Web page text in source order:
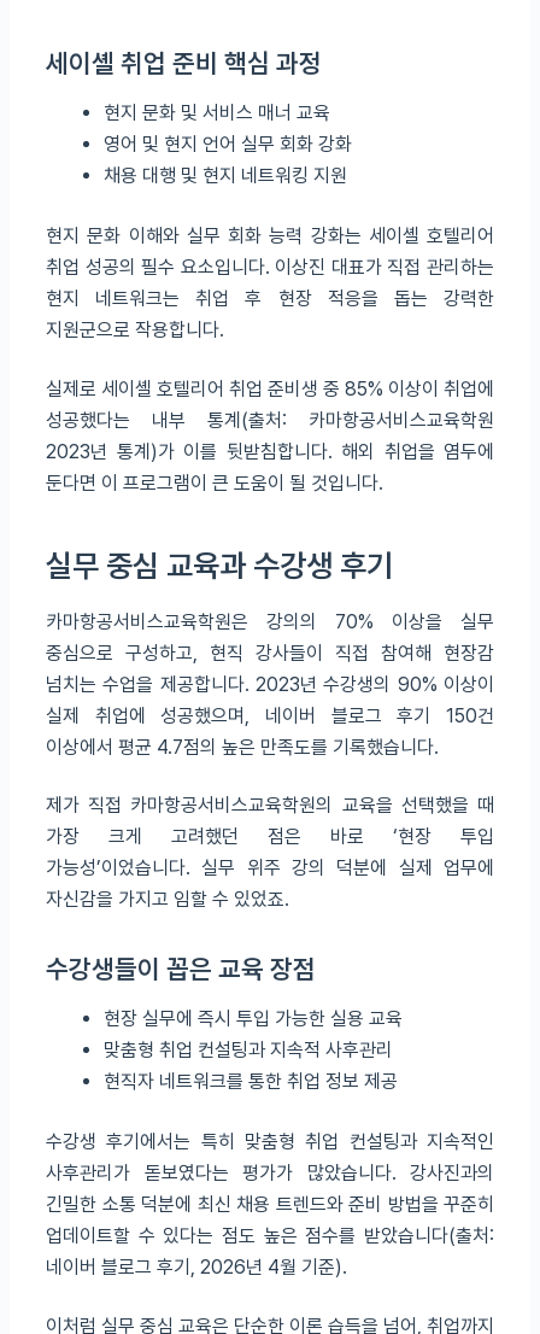
세이셸 취업 준비 핵심 과정
현지 문화 및 서비스 매너 교육
영어 및 현지 언어 실무 회화 강화
채용 대행 및 현지 네트워킹 지원
현지 문화 이해와 실무 회화 능력 강화는 세이셸 호텔리어
취업 성공의 필수 요소입니다. 이상진 대표가 직접 관리하는
현지 네트워크는 취업 후 현장 적응을 돕는 강력한
지원군으로 작용합니다.
실제로 세이셸 호텔리어 취업 준비생 중 85% 이상이 취업에
성공했다는 내부 통계(출처: 카마항공서비스교육학원
2023년 통계)가 이를 뒷받침합니다. 해외 취업을 염두에
둔다면 이 프로그램이 큰 도움이 될 것입니다.
실무 중심 교육과 수강생 후기
카마항공서비스교육학원은 강의의 70% 이상을 실무
중심으로 구성하고, 현직 강사들이 직접 참여해 현장감
넘치는 수업을 제공합니다. 2023년 수강생의 90% 이상이
실제 취업에 성공했으며, 네이버 블로그 후기 150건
이상에서 평균 4.7점의 높은 만족도를 기록했습니다.
제가 직접 카마항공서비스교육학원의 교육을 선택했을 때
가장 크게 고려했던 점은 바로 ‘현장 투입
가능성’이었습니다. 실무 위주 강의 덕분에 실제 업무에
자신감을 가지고 임할 수 있었죠.
수강생들이 꼽은 교육 장점
현장 실무에 즉시 투입 가능한 실용 교육
맞춤형 취업 컨설팅과 지속적 사후관리
현직자 네트워크를 통한 취업 정보 제공
수강생 후기에서는 특히 맞춤형 취업 컨설팅과 지속적인
사후관리가 돋보였다는 평가가 많았습니다. 강사진과의
긴밀한 소통 덕분에 최신 채용 트렌드와 준비 방법을 꾸준히
업데이트할 수 있다는 점도 높은 점수를 받았습니다(출처:
네이버 블로그 후기, 2026년 4월 기준).
이처럼 실무 중심 교육은 단순한 이론 습득을 넘어, 취업까지